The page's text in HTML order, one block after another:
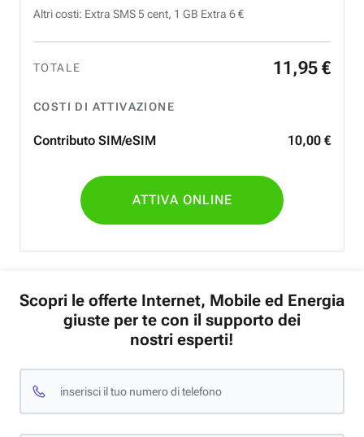
Altri costi: Extra SMS 5 cent, 1 GB Extra 6 €
TOTALE 11 ,95 €
COSTI DI ATTIVAZIONE
Contributo SIM/eSIM 10,00 €
ATTIVA ONLINE
Scopri le offerte Internet, Mobile ed Energia
giuste per te con il supporto dei
nostri esperti!
inserisci il tuo numero di telefono